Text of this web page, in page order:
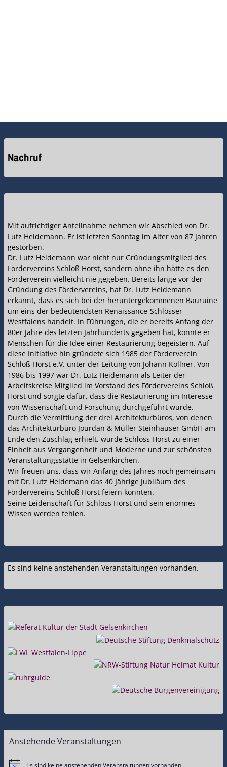
Nachruf
Mit aufrichtiger Anteilnahme nehmen wir Abschied von Dr.
Lutz Heidemann. Er ist letzten Sonntag im Alter von 87 Jahren
gestorben.
Dr. Lutz Heidemann war nicht nur Gründungsmitglied des
Fördervereins Schloß Horst, sondern ohne ihn hätte es den
Förderverein vielleicht nie gegeben. Bereits lange vor der
Gründung des Fördervereins, hat Dr. Lutz Heidemann
erkannt, dass es sich bei der heruntergekommenen Bauruine
um eins der bedeutendsten Renaissance-Schlösser
Westfalens handelt. In Führungen, die er bereits Anfang der
80er Jahre des letzten Jahrhunderts gegeben hat, konnte er
Menschen für die Idee einer Restaurierung begeistern. Auf
diese Initiative hin gründete sich 1985 der Förderverein
Schloß Horst e.V. unter der Leitung von Johann Kollner. Von
1986 bis 1997 war Dr. Lutz Heidemann als Leiter der
Arbeitskreise Mitglied im Vorstand des Fördervereins Schloß
Horst und sorgte dafür, dass die Restaurierung im Interesse
von Wissenschaft und Forschung durchgeführt wurde.
Durch die Vermittlung der drei Architekturbüros, von denen
das Architekturbüro Jourdan & Müller Steinhauser GmbH am
Ende den Zuschlag erhielt, wurde Schloss Horst zu einer
Einheit aus Vergangenheit und Moderne und zur schönsten
Veranstaltungsstätte in Gelsenkirchen.
Wir freuen uns, dass wir Anfang des Jahres noch gemeinsam
mit Dr. Lutz Heidemann das 40 Jährige Jubiläum des
Fördervereins Schloß Horst feiern konnten.
Seine Leidenschaft für Schloss Horst und sein enormes
Wissen werden fehlen.
Es sind keine anstehenden Veranstaltungen vorhanden.
Anstehende Veranstaltungen
Es sind keine anstehenden Veranstaltungen vorhanden.